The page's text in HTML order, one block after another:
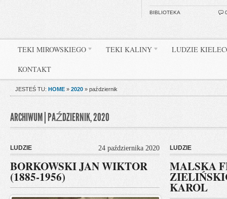
BIBLIOTEKA
TEKI MIROWSKIEGO TEKI KALINY LUDZIE
KONTAKT
JESTEŚ TU: HOME » 2020 » październik
ARCHIWUM | PAŹDZIERNIK, 2020
LUDZIE 24 października 2020
BORKOWSKI JAN WIKTOR
(1885-1956)
LUDZIE
MALSKA
KAROL